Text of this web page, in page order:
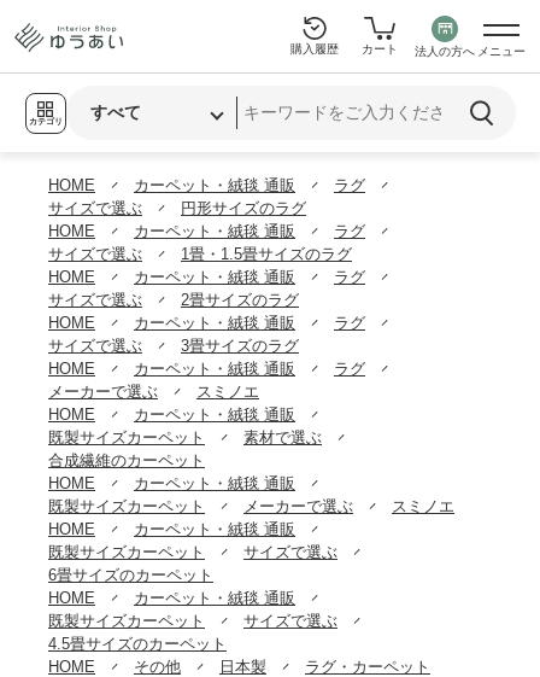
カテゴリ
購入履歴 カート 法人の方へ メニュー
HOME カーペット・絨毯 通販
ラグ
サイズで選ぶ
円形サイズのラグ
HOME
カーペット・絨毯 通販
ラグ
サイズで選ぶ
1畳・1.5畳サイズのラグ
HOME
カーペット・絨毯 通販
ラグ
サイズで選ぶ
2畳サイズのラグ
HOME
カーペット・絨毯 通販
ラグ
サイズで選ぶ
3畳サイズのラグ
HOME
カーペット・絨毯 通販
ラグ
メーカーで選ぶ
スミノエ
HOME
カーペット・絨毯 通販
既製サイズカーペット
素材で選ぶ
合成繊維のカーペット
HOME
カーペット・絨毯 通販
既製サイズカーペット
メーカーで選ぶ
スミノエ
HOME
カーペット・絨毯 通販
既製サイズカーペット
サイズで選ぶ
6畳サイズのカーペット
HOME
カーペット・絨毯 通販
既製サイズカーペット
サイズで選ぶ
4.5畳サイズのカーペット
HOME
その他 日本製 ラグ・カーペット